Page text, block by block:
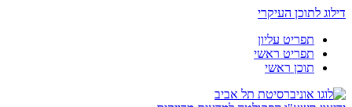
דילוג לתוכן העיקרי
תפריט עליון
תפריט ראשי
תוכן ראשי